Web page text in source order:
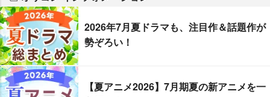
2026年7月夏ドラマも、注目作＆話題作が
勢ぞろい！
【夏アニメ2026】7月期夏の新アニメを一